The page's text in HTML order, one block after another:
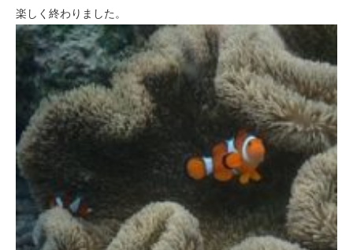
楽しく終わりました。